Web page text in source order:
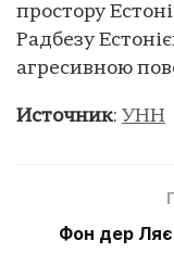
простору
Радбезу
агресивною
Источник: УНН
Фон дер